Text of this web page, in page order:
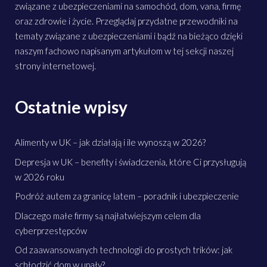
związane z ubezpieczeniami na samochód, dom, vana, firmę
oraz zdrowie i życie. Przeglądaj przydatne przewodniki na
tematy związane z ubezpieczeniami i bądź na bieżąco dzięki
naszym fachowo napisanym artykułom w tej sekcji naszej
strony internetowej.
Ostatnie wpisy
Alimenty w UK – jak działają i ile wynoszą w 2026?
Depresja w UK – benefity i świadczenia, które Ci przysługują
w 2026 roku
Podróż autem za granicę latem – poradnik i ubezpieczenie
Dlaczego małe firmy są najłatwiejszym celem dla
cyberprzestępców
Od zaawansowanych technologii do prostych trików: jak